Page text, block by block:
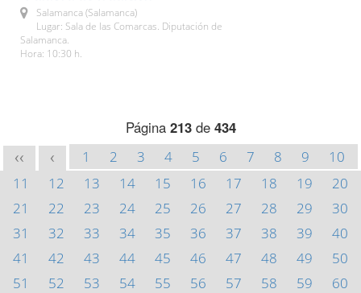
Salamanca (Salamanca)
Lugar: Sala de las Comarcas. Diputación de
Salamanca.
Hora: 10:30 h.
Página 213de 434
<< < 1 2 3 4 5 6 7 8 9
10
11
12 13 14 15 16 17 18 19
20
21
22 23 24 25 26 27 28 29
30
31
32 33 34 35 36 37 38 39
40
41
42 43 44 45 46 47 48 49
50
51
52 53 54 55 56 57 58 59
60